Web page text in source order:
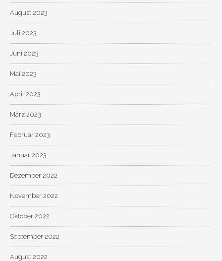
August 2023
Juli 2023
Juni 2023
Mai 2023
April 2023
März 2023
Februar 2023
Januar 2023
Dezember 2022
November 2022
Oktober 2022
September 2022
August 2022